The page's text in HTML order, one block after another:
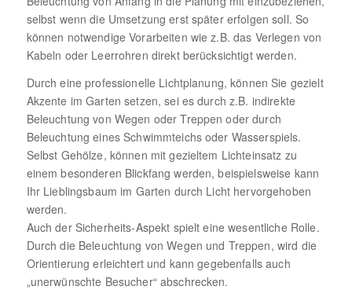
selbst wenn die Umsetzung erst später erfolgen soll. So
können notwendige Vorarbeiten wie z.B. das Verlegen von
Kabeln oder Leerrohren direkt berücksichtigt werden.
Durch eine professionelle Lichtplanung, können Sie gezielt
Akzente im Garten setzen, sei es durch z.B. indirekte
Beleuchtung von Wegen oder Treppen oder durch
Beleuchtung eines Schwimmteichs oder Wasserspiels.
Selbst Gehölze, können mit gezieltem Lichteinsatz zu
einem besonderen Blickfang werden, beispielsweise kann
Ihr Lieblingsbaum im Garten durch Licht hervorgehoben
werden.
Auch der Sicherheits-Aspekt spielt eine wesentliche Rolle.
Durch die Beleuchtung von Wegen und Treppen, wird die
Orientierung erleichtert und kann gegebenfalls auch
„unerwünschte Besucher“ abschrecken.